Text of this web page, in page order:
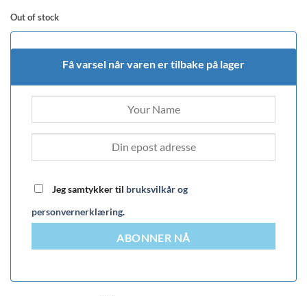
Out of stock
Få varsel når varen er tilbake på lager
Jeg samtykker til bruksvilkår og
personvernerklæring.
ABONNER NÅ